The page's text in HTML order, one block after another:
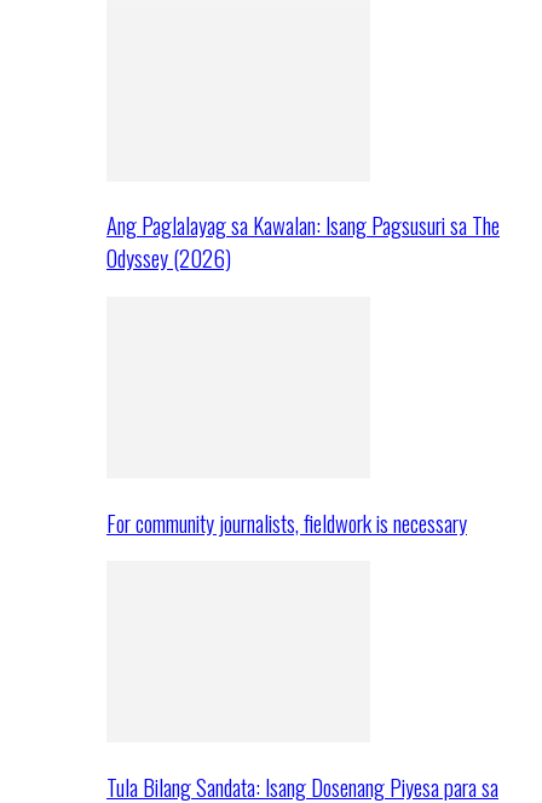
Ang Paglalayag sa Kawalan: Isang Pagsusuri sa The
Odyssey (2026)
For community journalists, fieldwork is necessary
Tula Bilang Sandata: Isang Dosenang Piyesa para sa